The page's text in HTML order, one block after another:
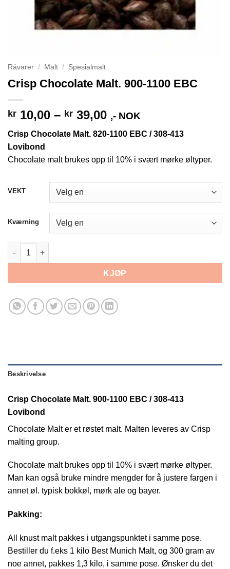
Råvarer / Malt / Spesialmalt
Crisp Chocolate Malt. 900-1100 EBC
kr 10,00 – kr 39,00Prisområde:
til
,- NOK
Crisp Chocolate Malt. 820-1100 EBC / 308-413
Lovibond
Chocolate malt brukes opp til 10% i svært mørke øltyper.
VEKT
Kværning
Crisp Chocolate Malt. 900-1100 EBC antall
KJØP
Beskrivelse
Crisp Chocolate Malt. 900-1100 EBC / 308-413
Lovibond
Chocolate Malt er et røstet malt. Malten leveres av Crisp
malting group.
Chocolate malt brukes opp til 10% i svært mørke øltyper.
Man kan også bruke mindre mengder for å justere fargen i
annet øl. typisk bokkøl, mørk ale og bayer.
Pakking:
All knust malt pakkes i utgangspunktet i samme pose.
Bestiller du f.eks 1 kilo Best Munich Malt, og 300 gram av
noe annet, pakkes 1,3 kilo, i samme pose. Ønsker du det